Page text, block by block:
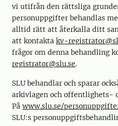
vi utifrån den rättsliga
personuppgifter behandlas
alltid rätt att återkalla ditt
att kontakta kv-
frågor om denna behandling
registrator@slu.se.
SLU behandlar och sparar
arkivlagen och offentlighets-
På www.slu.se/
SLU:s